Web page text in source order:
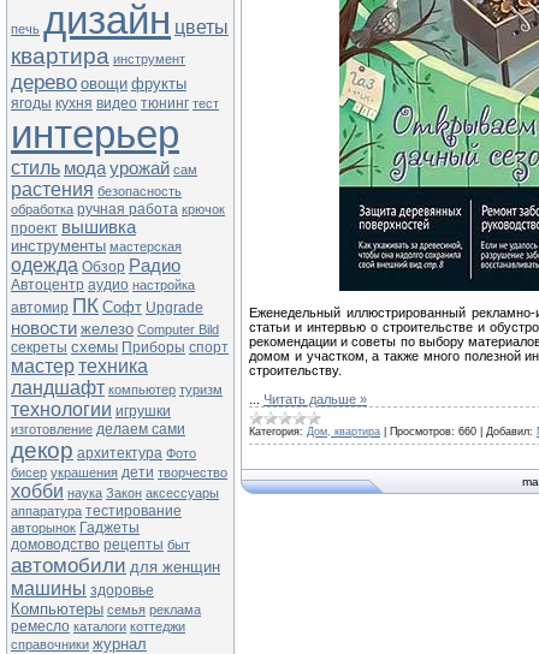
печь дизайн цветы
квартира инструмент
дерево овощи фрукты
ягоды кухня видео тюнинг тест
интерьер
стиль модаурожай сам
растения безопасность
обработка ручная работа крючок
проект вышивка
инструменты мастерская
одежда Обзор Радио
Автоцентр аудио настройка
автомир ПК Софт Upgrade
новости железо Computer Bild
секреты схемы Приборы спорт
мастертехника
ландшафт компьютер туризм
технологии игрушки
изготовление делаем сами
декор архитектура Фото
бисер украшения дети творчество
хобби наука Закон аксессуары
аппаратура тестирование
авторынок Гаджеты
домоводство рецепты быт
автомобили для женщин
машины здоровье
Компьютеры семья реклама
ремесло каталоги коттеджи
справочники журнал
Еженедельный иллюстрированный
статьи и интервью о строительстве и
рекомендации и советы по выбору
домом и участком, а также много полезной
строительству.
Читать дальше »
Категория: Дом, квартира Просмотров: 660 Добавил: